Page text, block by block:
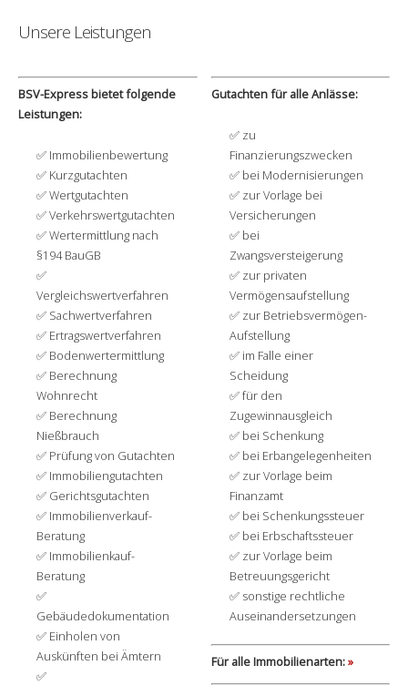
Unsere Leistungen
BSV-Express bietet folgende
Leistungen:
Immobilienbewertung
Kurzgutachten
Wertgutachten
Verkehrswertgutachten
Wertermittlung nach
§194 BauGB
Vergleichswertverfahren
Sachwertverfahren
Ertragswertverfahren
Bodenwertermittlung
Berechnung
Wohnrecht
Berechnung
Nießbrauch
Prüfung von Gutachten
Immobiliengutachten
Gerichtsgutachten
Immobilienverkauf-
Beratung
Immobilienkauf-
Beratung
Gebäudedokumentation
Einholen von
Auskünften bei Ämtern
Gutachten für alle Anlässe:
zu
Finanzierungszwecken
bei Modernisierungen
zur Vorlage bei
Versicherungen
bei
Zwangsversteigerung
zur privaten
Vermögensaufstellung
zur Betriebsvermögen-
Aufstellung
im Falle einer
Scheidung
für den
Zugewinnausgleich
bei Schenkung
bei Erbangelegenheiten
zur Vorlage beim
Finanzamt
bei Schenkungssteuer
bei Erbschaftssteuer
zur Vorlage beim
Betreuungsgericht
sonstige rechtliche
Auseinandersetzungen
Für alle Immobilienarten:»